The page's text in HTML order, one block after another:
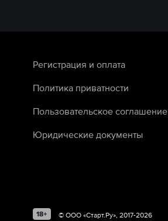
Регистрация и оплата
Политика приватности
Пользовательское соглашение
Юридические документы
© ООО «Старт.Ру», 2017-2026